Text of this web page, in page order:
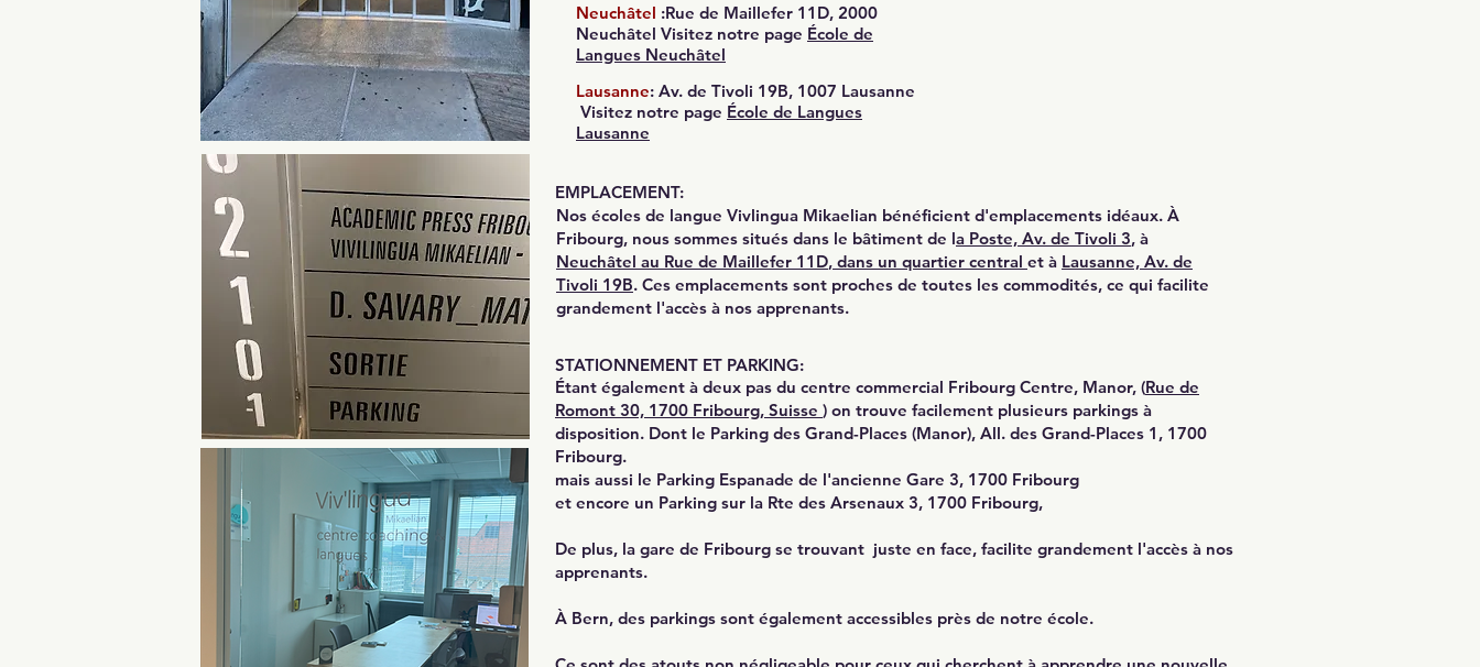
Neuchâtel :Rue de Maillefer 11D, 2000
Neuchâtel Visitez notre page École de
Langues Neuchâtel
Lausanne: Av. de Tivoli 19B, 1007 Lausanne
Visitez notre page École de Langues
Lausanne
EMPLACEMENT:
Nos écoles de langue Vivlingua Mikaelian bénéficient d'emplacements idéaux. À
Fribourg, nous sommes situés dans le bâtiment de la Poste, Av. de Tivoli 3, à
Neuchâtel au Rue de Maillefer 11D, dans un quartier central et à Lausanne, Av. de
Tivoli 19B. Ces emplacements sont proches de toutes les commodités, ce qui facilite
grandement l'accès à nos apprenants.
STATIONNEMENT ET PARKING:
Étant également à deux pas du centre commercial Fribourg Centre, Manor, (Rue de
Romont 30, 1700 Fribourg, Suisse ) on trouve facilement plusieurs parkings à
disposition. Dont le Parking des Grand-Places (Manor), All. des Grand-Places 1, 1700
Fribourg.
mais aussi le Parking Espanade de l'ancienne Gare 3, 1700 Fribourg
et encore un Parking sur la Rte des Arsenaux 3, 1700 Fribourg,
De plus, la gare de Fribourg se trouvant juste en face, facilite grandement l'accès à nos
apprenants.
À Bern, des parkings sont également accessibles près de notre école.